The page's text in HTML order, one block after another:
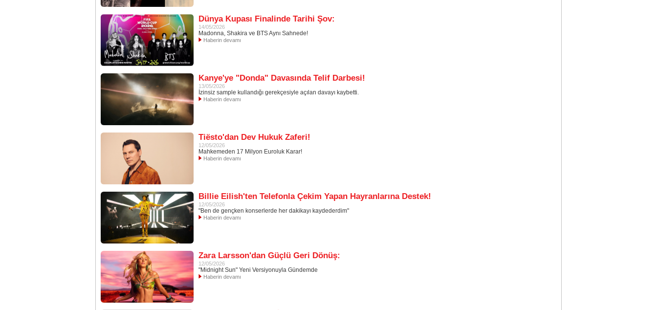
Dünya Kupası Finalinde Tarihi Şov:
14/05/2026
Madonna, Shakira ve BTS Aynı Sahnede!
Haberin devamı
Kanye'ye "Donda" Davasında Telif Darbesi!
13/05/2026
İzinsiz sample kullandığı gerekçesiyle açılan davayı kaybetti.
Haberin devamı
Tiësto'dan Dev Hukuk Zaferi!
12/05/2026
Mahkemeden 17 Milyon Euroluk Karar!
Haberin devamı
Billie Eilish'ten Telefonla Çekim Yapan Hayranlarına Destek!
12/05/2026
"Ben de gençken konserlerde her dakikayı kaydederdim"
Haberin devamı
Zara Larsson'dan Güçlü Geri Dönüş:
12/05/2026
"Midnight Sun" Yeni Versiyonuyla Gündemde
Haberin devamı